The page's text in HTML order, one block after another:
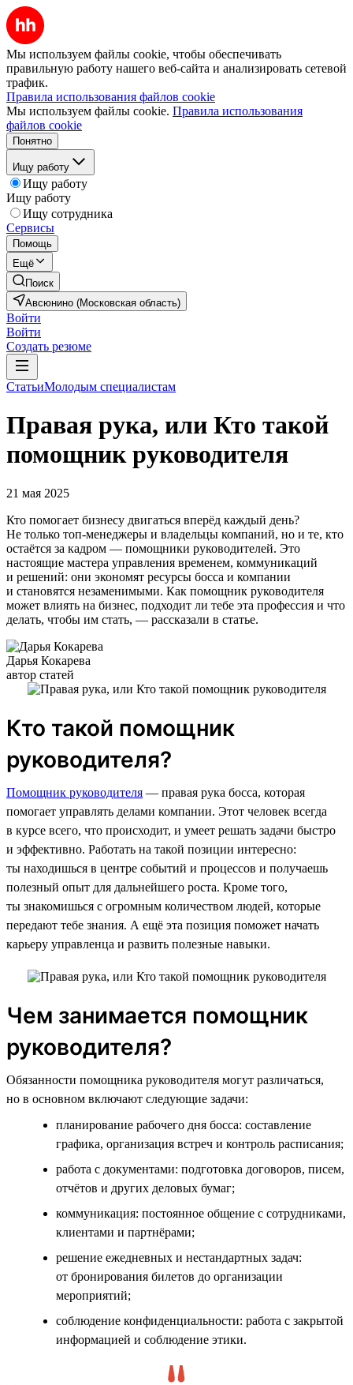
Мы используем файлы cookie, чтобы обеспечивать
правильную работу нашего веб-сайта и анализировать сетевой
трафик.
Правила использования файлов cookie
Мы используем файлы cookie. Правила использования
файлов cookie
Понятно
Ищу работу
Ищу работу
Ищу работу
Ищу сотрудника
Сервисы
Помощь
Ещё
Поиск
Авсюнино (Московская область)
Войти
Войти
Создать резюме
СтатьиМолодым специалистам
Правая рука, или Кто такой
помощник руководителя
21 мая 2025
Кто помогает бизнесу двигаться вперёд каждый день?
Не только топ-менеджеры и владельцы компаний, но и те, кто
остаётся за кадром — помощники руководителей. Это
настоящие мастера управления временем, коммуникаций
и решений: они экономят ресурсы босса и компании
и становятся незаменимыми. Как помощник руководителя
может влиять на бизнес, подходит ли тебе эта профессия и что
делать, чтобы им стать, — рассказали в статье.
Дарья Кокарева
автор статей
Кто такой помощник
руководителя?
Помощник руководителя — правая рука босса, которая
помогает управлять делами компании. Этот человек всегда
в курсе всего, что происходит, и умеет решать задачи быстро
и эффективно. Работать на такой позиции интересно:
ты находишься в центре событий и процессов и получаешь
полезный опыт для дальнейшего роста. Кроме того,
ты знакомишься с огромным количеством людей, которые
передают тебе знания. А ещё эта позиция поможет начать
карьеру управленца и развить полезные навыки.
Чем занимается помощник
руководителя?
Обязанности помощника руководителя могут различаться,
но в основном включают следующие задачи:
планирование рабочего дня босса: составление
графика, организация встреч и контроль расписания;
работа с документами: подготовка договоров, писем,
отчётов и других деловых бумаг;
коммуникация: постоянное общение с сотрудниками,
клиентами и партнёрами;
решение ежедневных и нестандартных задач:
от бронирования билетов до организации
мероприятий;
соблюдение конфиденциальности: работа с закрытой
информацией и соблюдение этики.